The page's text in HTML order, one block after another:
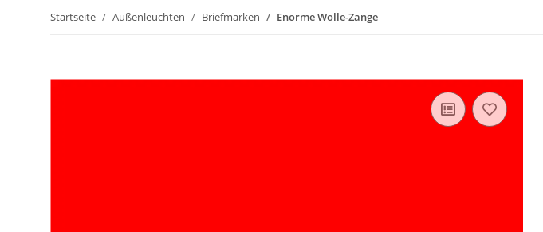
Startseite Außenleuchten Briefmarken Enorme Wolle-Zange